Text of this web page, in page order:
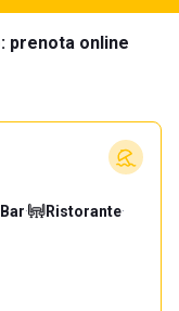
prenota online
Bar· Ristorante·